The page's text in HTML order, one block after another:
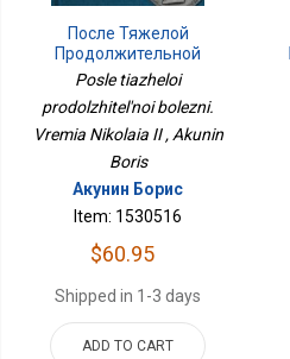
После Тяжелой
Продолжительной
Болезни. Время Николая
РОССИЙСКОГО
ГОСУДАРСТВА Том IX
Posle tiazheloi
prodolzhitel'noi bolezni.
Vremia Nikolaia II , Akunin
Boris
Акунин Борис
Item: 1530516
$60.95
Shipped in 1-3 days
ADD TO CART